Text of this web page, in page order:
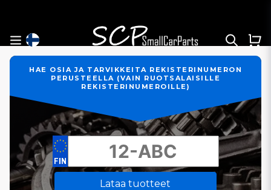
HAE OSIA JA TARVIKKEITA REKISTERINUMERON
PERUSTEELLA (VAIN RUOTSALAISILLE
REKISTERINUMEROILLE)
Lataa tuotteet